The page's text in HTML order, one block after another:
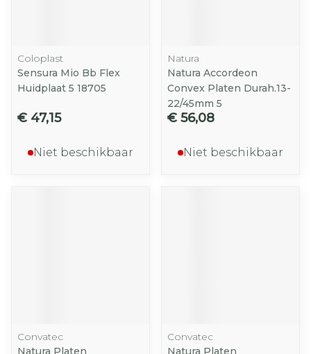
Coloplast
Sensura Mio Bb Flex
Huidplaat 5 18705
€ 47,15
Niet beschikbaar
Natura
Natura Accordeon
Convex Platen Durah.13-
22/45mm 5
€ 56,08
Niet beschikbaar
Convatec
Natura Platen
Convatec
Natura Platen